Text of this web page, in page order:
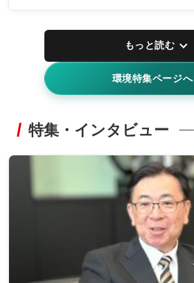
もっと読む
環境特集ページへ
特集・インタビュー